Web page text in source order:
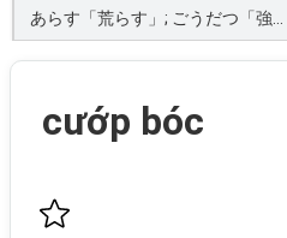
cướp bóc